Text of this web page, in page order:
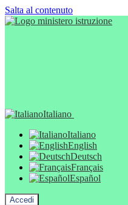
Salta al contenuto
Italiano
Italiano
English
Deutsch
Français
Español
Accedi